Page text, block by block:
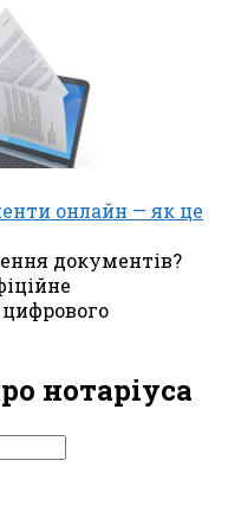
онлайн — як це
документів?
нотаріуса